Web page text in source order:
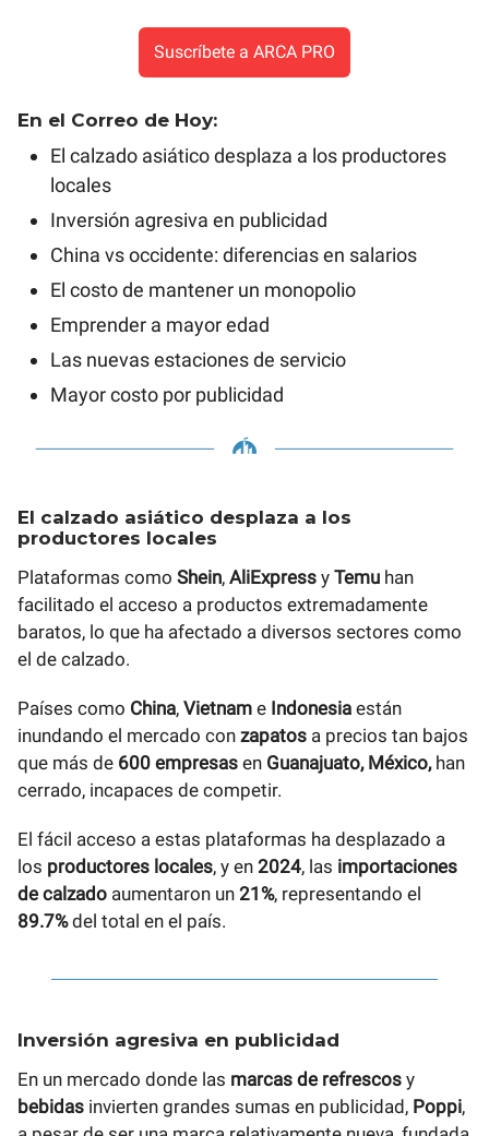
Suscríbete a ARCA PRO
En el Correo de Hoy:
El calzado asiático desplaza a los productores
locales
Inversión agresiva en publicidad
China vs occidente: diferencias en salarios
El costo de mantener un monopolio
Emprender a mayor edad
Las nuevas estaciones de servicio
Mayor costo por publicidad
El calzado asiático desplaza a los
productores locales
Plataformas como Shein, AliExpress y Temu han
facilitado el acceso a productos extremadamente
baratos, lo que ha afectado a diversos sectores como
el de calzado.
Países como China, Vietnam e Indonesia están
inundando el mercado con zapatos a precios tan bajos
que más de 600 empresas en Guanajuato, México,han
cerrado, incapaces de competir.
El fácil acceso a estas plataformas ha desplazado a
los productores locales, y en 2024, las importaciones
de calzado aumentaron un 21%, representando el
89.7%del total en el país.
Inversión agresiva en publicidad
En un mercado donde las marcas de refrescos y
bebidas invierten grandes sumas en publicidad, Poppi,